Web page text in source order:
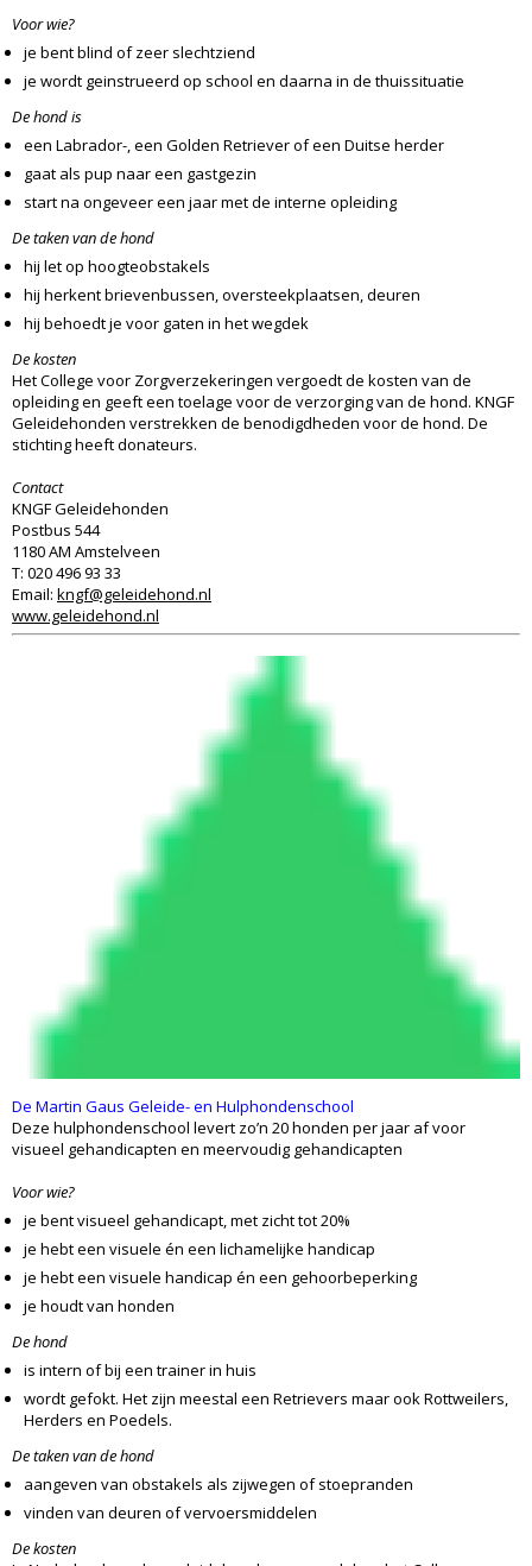
Voor wie?
je bent blind of zeer slechtziend
je wordt geinstrueerd op school en daarna in de thuissituatie
De hond is
een Labrador-, een Golden Retriever of een Duitse herder
gaat als pup naar een gastgezin
start na ongeveer een jaar met de interne opleiding
De taken van de hond
hij let op hoogteobstakels
hij herkent brievenbussen, oversteekplaatsen, deuren
hij behoedt je voor gaten in het wegdek
De kosten
Het College voor Zorgverzekeringen vergoedt de kosten van de
opleiding en geeft een toelage voor de verzorging van de hond. KNGF
Geleidehonden verstrekken de benodigdheden voor de hond. De
stichting heeft donateurs.
Contact
KNGF Geleidehonden
Postbus 544
1180 AM Amstelveen
T: 020 496 93 33
Email: kngf@geleidehond.nl
www.geleidehond.nl
De Martin Gaus Geleide- en Hulphondenschool
Deze hulphondenschool levert zo’n 20 honden per jaar af voor
visueel gehandicapten en meervoudig gehandicapten
Voor wie?
je bent visueel gehandicapt, met zicht tot 20%
je hebt een visuele én een lichamelijke handicap
je hebt een visuele handicap én een gehoorbeperking
je houdt van honden
De hond
is intern of bij een trainer in huis
wordt gefokt. Het zijn meestal een Retrievers maar ook Rottweilers,
Herders en Poedels.
De taken van de hond
aangeven van obstakels als zijwegen of stoepranden
vinden van deuren of vervoersmiddelen
De kosten